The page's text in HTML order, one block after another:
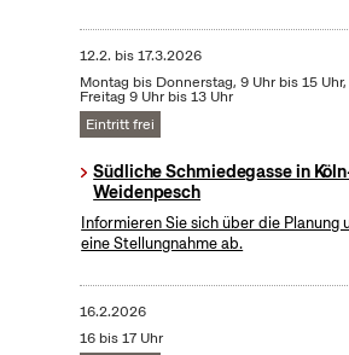
12.2. bis17.3.2026
Montag bis Donnerstag, 9 Uhr bis 15 Uhr,
Freitag 9 Uhr bis 13 Uhr
Eintritt frei
Südliche Schmiedegasse in
Weidenpesch
Informieren Sie sich über die Planung
eine Stellungnahme ab.
16.2.2026
16 bis 17 Uhr